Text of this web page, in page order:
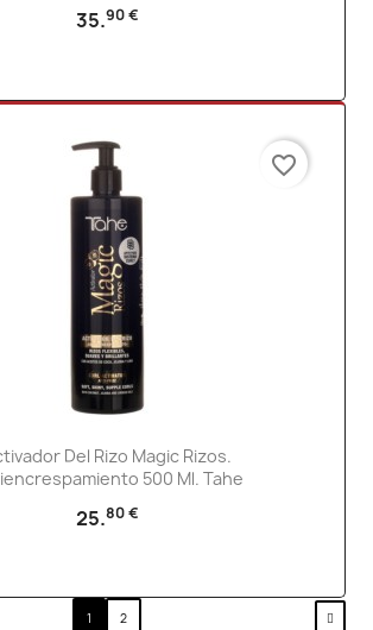
35.90 €
Del Rizo Magic Rizos.
500 Ml. Tahe
25.80 €
favorite_border
1 2